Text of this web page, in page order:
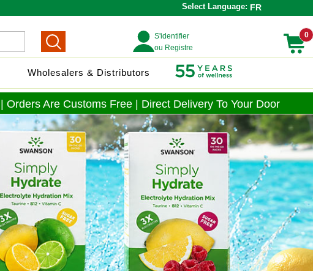
Select Language: FR
S'identifier
ou Registre
0
Wholesalers & Distributors
Are Customs Free | Direct Delivery To Your Door